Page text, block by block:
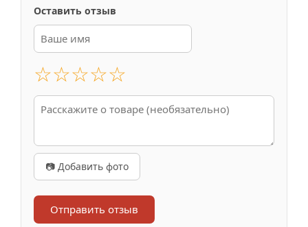
Оставить отзыв
☆☆☆☆☆
📷 Добавить фото
Отправить отзыв